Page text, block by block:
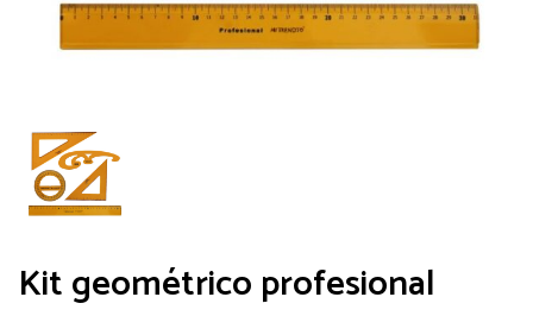
Kit geométrico profesional